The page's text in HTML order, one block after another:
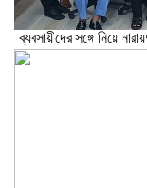
ব্যবসায়ীদের সঙ্গে নিয়ে